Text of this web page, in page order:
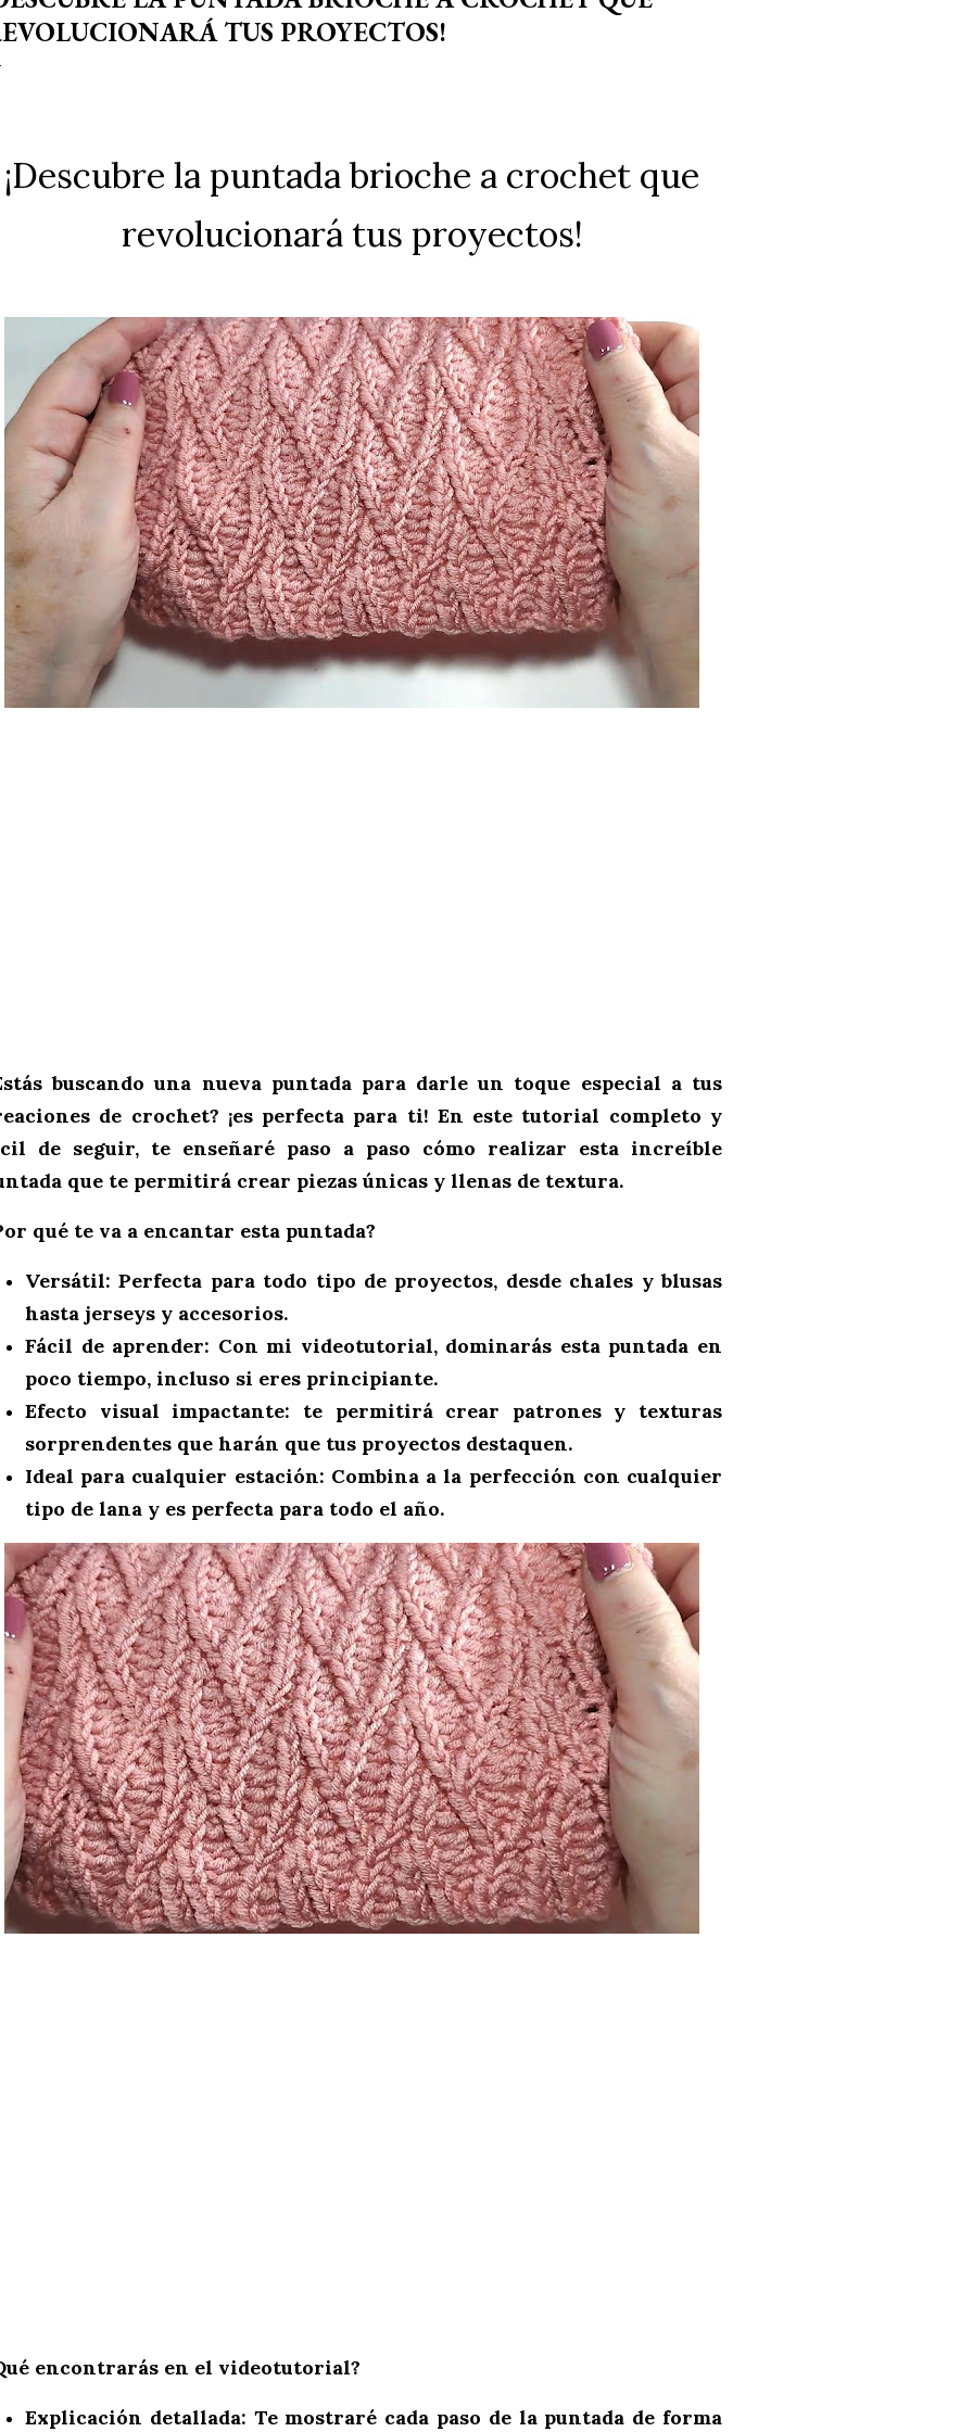
TUS PROYECTOS!
¡Descubre la puntada brioche a crochet que
revolucionará tus proyectos!
buscando una nueva puntada para darle un toque especial a tus
de crochet? ¡es perfecta para ti! En este tutorial completo y
de seguir, te enseñaré paso a paso cómo realizar esta increíble
que te permitirá crear piezas únicas y llenas de textura.
qué te va a encantar esta puntada?
Versátil: Perfecta para todo tipo de proyectos, desde chales y blusas
hasta jerseys y accesorios.
Fácil de aprender: Con mi videotutorial, dominarás esta puntada en
poco tiempo, incluso si eres principiante.
Efecto visual impactante: te permitirá crear patrones y texturas
sorprendentes que harán que tus proyectos destaquen.
Ideal para cualquier estación: Combina a la perfección con cualquier
tipo de lana y es perfecta para todo el año.
encontrarás en el videotutorial?
Explicación detallada: Te mostraré cada paso de la puntada de forma